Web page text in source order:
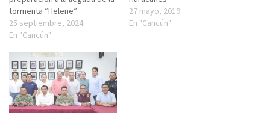
tormenta “Helene”
25 septiembre, 2024
En "Cancún"
27 mayo, 2019
En "Cancún"